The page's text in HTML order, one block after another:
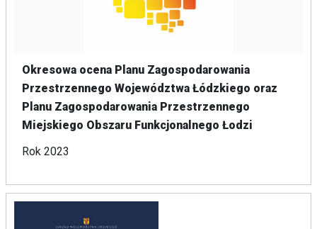
Okresowa ocena Planu Zagospodarowania
Przestrzennego Województwa Łódzkiego oraz
Planu Zagospodarowania Przestrzennego
Miejskiego Obszaru Funkcjonalnego Łodzi
Rok 2023